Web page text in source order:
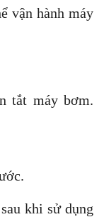
vận hành máy
tắt máy bơm.
khi sử dụng